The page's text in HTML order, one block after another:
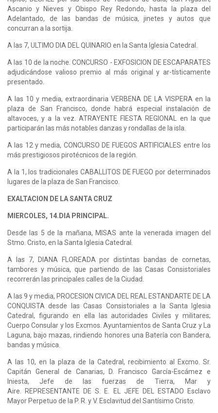
Ascanio y Nieves y Obispo Rey Redondo, hasta la plaza del
Adelantado, de las bandas de música, jinetes y autos que
concurran a la sortija.
A las 7, ULTIMO DIA DEL QUINARIO en la Santa Iglesia Catedral.
A las 10 de la noche. CONCURSO - EXFOSICION DE ESCAPARATES
adjudicándose valioso premio al más original y ar-tísticamente
presentado.
A las 10 y media, extraordinaria VERBENA DE LA VISPERA en la
plaza de San Francisco, donde habrá especial instalación de
altavoces, y a la vez. ATRAYENTE FIESTA REGIONAL en la que
participarán las más notables danzas y rondallas de la isla.
A las 12 y media, CONCURSO DE FUEGOS ARTIFICIALES entre los
más prestigiosos pirotécnicos de la región.
A la 1, los tradicionales CABALLITOS DE FUEGO por determinados
lugares de la plaza de San Francisco.
EXALTACION DE LA SANTA CRUZ
MIERCOLES, 14.DIA PRINCIPAL.
Desde las 5 de la mañana, MISAS ante la venerada imagen del
Stmo. Cristo, en la Santa Iglesia Catedral.
A las 7, DIANA FLOREADA por distintas bandas de cornetas,
tambores y música, que partiendo de las Casas Consistoriales
recorrerán las principales calles de la Ciudad.
A las 9 y media, PROCESION CIVICA DEL REAL ESTANDARTE DE LA
CONQUISTA desde las Casas Consistoriales a la Santa Iglesia
Catedral, figurando en ella las autoridades Civiles y militares;
Cuerpo Consular y los Excmos. Ayuntamientos de Santa Cruz y La
Laguna, bajo mazas, rindiendo honores una Batería con Bandera,
bandas y música.
A las 10, en la plaza de la Catedral, recibimiento al Excmo. Sr.
Capitán General de Canarias, D. Francisco García-Escámez e
Iniesta, Jefe de las fuerzas de Tierra, Mar y
Aire. REPRESENTANTE DE S. E. EL JEFE DEL ESTADO Esclavo
Mayor Perpetuo de la P. R. y V. Esclavitud del Santísimo Cristo.